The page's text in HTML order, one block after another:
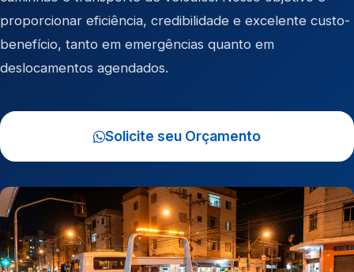
proporcionar eficiência, credibilidade e excelente custo-
benefício, tanto em emergências quanto em
deslocamentos agendados.
Solicite seu Orçamento